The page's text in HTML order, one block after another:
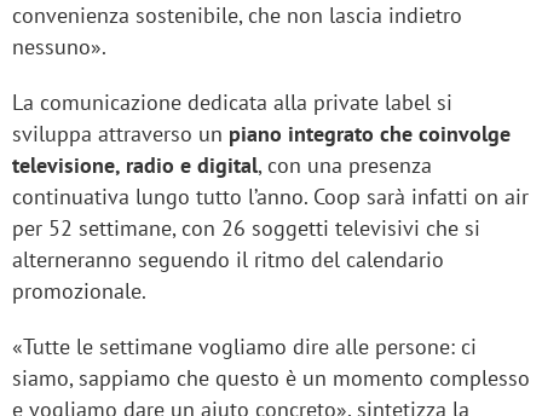
convenienza sostenibile, che non lascia indietro
nessuno».
La comunicazione dedicata alla private label si
sviluppa attraverso un piano integrato che coinvolge
televisione, radio e digital, con una presenza
continuativa lungo tutto l’anno. Coop sarà infatti on air
per 52 settimane, con 26 soggetti televisivi che si
alterneranno seguendo il ritmo del calendario
promozionale.
«Tutte le settimane vogliamo dire alle persone: ci
siamo, sappiamo che questo è un momento complesso
e vogliamo dare un aiuto concreto», sintetizza la